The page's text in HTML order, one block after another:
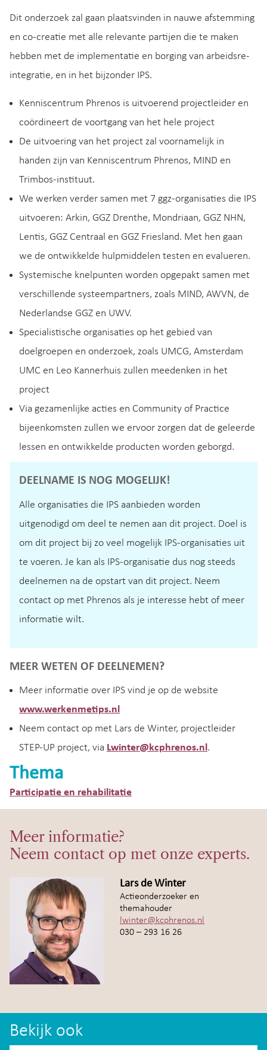
Dit onderzoek zal gaan plaatsvinden in nauwe afstemming
en co-creatie met alle relevante partijen die te maken
hebben met de implementatie en borging van arbeidsre-
integratie, en in het bijzonder IPS.
Kenniscentrum Phrenos is uitvoerend projectleider en
coördineert de voortgang van het hele project
De uitvoering van het project zal voornamelijk in
handen zijn van Kenniscentrum Phrenos, MIND en
Trimbos-instituut.
We werken verder samen met 7 ggz-organisaties die IPS
uitvoeren: Arkin, GGZ Drenthe, Mondriaan, GGZ NHN,
Lentis, GGZ Centraal en GGZ Friesland. Met hen gaan
we de ontwikkelde hulpmiddelen testen en evalueren.
Systemische knelpunten worden opgepakt samen met
verschillende systeempartners, zoals MIND, AWVN, de
Nederlandse GGZ en UWV.
Specialistische organisaties op het gebied van
doelgroepen en onderzoek, zoals UMCG, Amsterdam
UMC en Leo Kannerhuis zullen meedenken in het
project
Via gezamenlijke acties en Community of Practice
bijeenkomsten zullen we ervoor zorgen dat de geleerde
lessen en ontwikkelde producten worden geborgd.
DEELNAME IS NOG MOGELIJK!
Alle organisaties die IPS aanbieden worden
uitgenodigd om deel te nemen aan dit project. Doel is
om dit project bij zo veel mogelijk IPS-organisaties uit
te voeren. Je kan als IPS-organisatie dus nog steeds
deelnemen na de opstart van dit project. Neem
contact op met Phrenos als je interesse hebt of meer
informatie wilt.
MEER WETEN OF DEELNEMEN?
Meer informatie over IPS vind je op de website
www.werkenmetips.nl
Neem contact op met Lars de Winter, projectleider
STEP-UP project, via Lwinter@kcphrenos.nl .
Thema
Participatie en rehabilitatie
Meer informatie?
Neem contact op met onze experts.
Lars de Winter
Actieonderzoeker en
themahouder
lwinter@kcphrenos.nl
030 – 293 16 26
Bekijk ook